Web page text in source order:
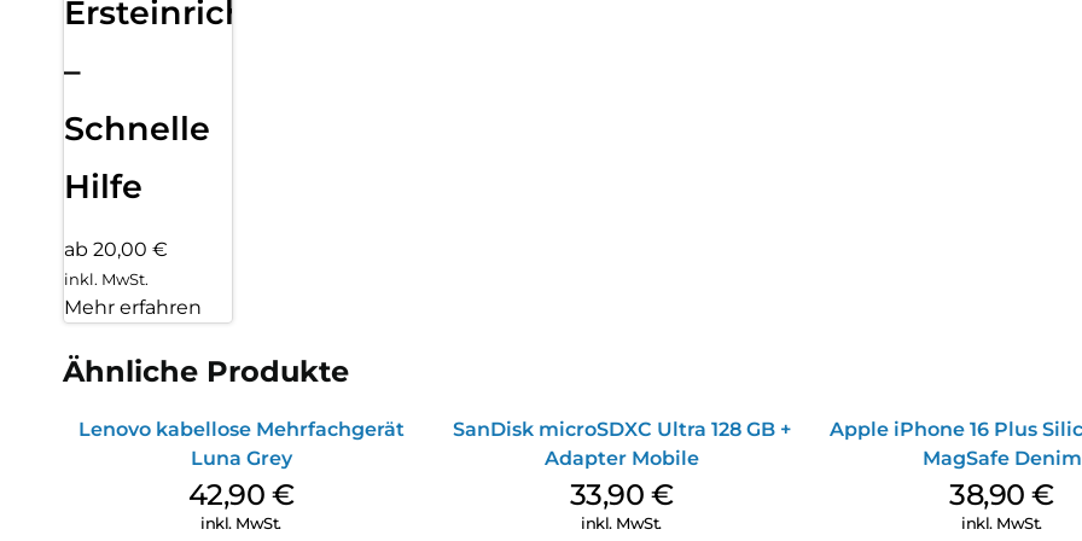
Ersteinrichtung
–
Schnelle
Hilfe
ab 20,00 €
inkl. MwSt.
Mehr erfahren
Ähnliche Produkte
Lenovo kabellose Mehrfachgerät
Luna Grey
42,90 €
inkl. MwSt.
SanDisk microSDXC Ultra 128 GB +
Adapter Mobile
33,90 €
inkl. MwSt.
Apple iPhone 16 Plus
MagSafe Denim
38,90€
inkl. MwSt.